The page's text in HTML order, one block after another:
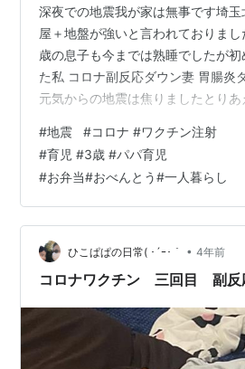
深夜での地震我が家は無事です埼
屋＋地盤が強いと言われておりま
歳の息子も今までは熟睡でしたが
た私 コロナ副反応ダウン妻 胃腸炎
元気からの地震は焦りましたとりあ
るべきはまず我が身、我が家族です
ません…■朝のお弁当作成冷凍9割は
当なんてこんなもんよ…( ･´ｰ･｀）
いので…ね！うちの子はガーゼをし
改善のために渡す機会少なくして
るようになりました… 成長…
#地震 #コロナ #ワクチン注射
#育児 #3歳 #パパ育児
#お弁当#おべんとう#一人暮らし
ひこぱぱの日常( ･´ｰ･｀ • 4年前
コロナワクチン 三回目 副反